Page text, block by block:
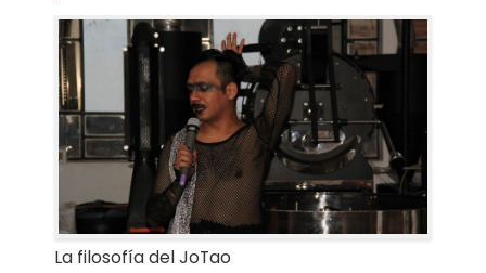
La filosofía del JoTao